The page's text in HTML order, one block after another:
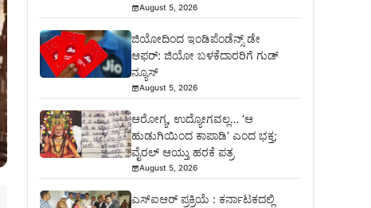
August 5, 2026
ಜಿಯೋದಿಂದ ಇಂಡಿಪೆಂಡೆನ್ಸ್ ಡೇ
ಆಫರ್: ಜಿಯೋ ಬಳಕೆದಾರರಿಗೆ ಗುಡ್
ನ್ಯೂಸ್
August 5, 2026
ಆರೋಗ್ಯ, ಉದ್ಯೋಗವಲ್ಲ… ‘ಆ
ಹುಡುಗಿಯಿಂದ ಕಾಪಾಡಿ’ ಎಂದ ಭಕ್ತ;
ವೈರಲ್ ಆಯ್ತು ಹರಕೆ ಪತ್ರ
August 5, 2026
ಎಸ್‍ಐಆರ್ ಪ್ರಕ್ರಿಯೆ : ಕರ್ನಾಟಕದಲ್ಲಿ